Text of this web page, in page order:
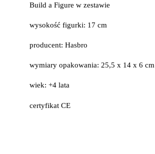
Build a Figure w zestawie
wysokość figurki: 17 cm
producent: Hasbro
wymiary opakowania: 25,5 x 14 x 6 cm
wiek: +4 lata
certyfikat CE